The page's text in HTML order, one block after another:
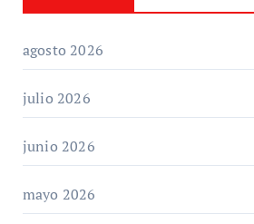
agosto 2026
julio 2026
junio 2026
mayo 2026